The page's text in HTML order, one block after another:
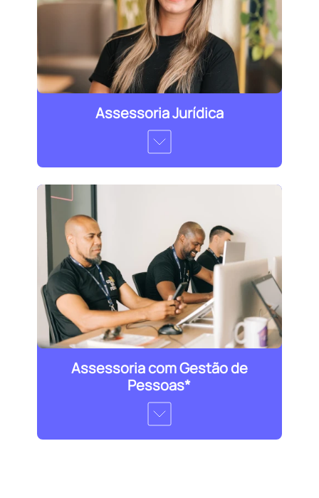
Assessoria Jurídica
Assessoria com Gestão de
Pessoas*